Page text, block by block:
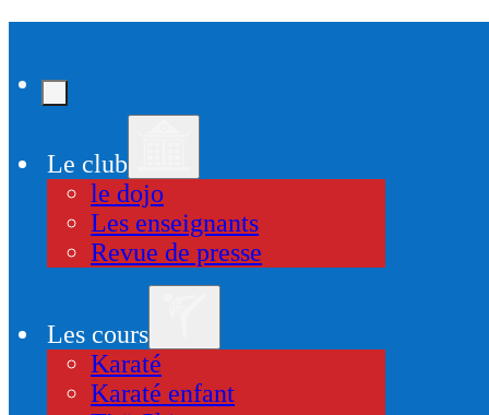
Le club
le dojo
Les enseignants
Revue de presse
Les cours
Karaté
Karaté enfant